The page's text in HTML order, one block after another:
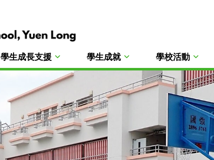
學生成長支援 學生成就 學校活動